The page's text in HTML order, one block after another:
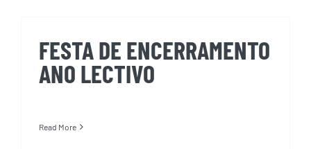
FESTA DE ENCERRAMENTO
ANO LECTIVO
Read More